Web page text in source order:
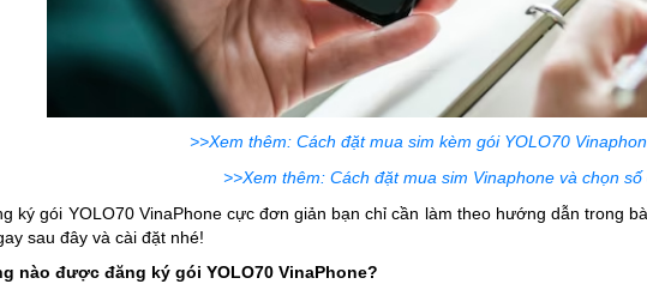
>>Xem thêm: Cách đặt mua sim kèm gói YOLO70
>>Xem thêm: Cách đặt mua sim Vinaphone và chọn
ký gói YOLO70 VinaPhone cực đơn giản bạn chỉ cần làm theo hướng dẫn trong
sau đây và cài đặt nhé!
nào được đăng ký gói YOLO70 VinaPhone?